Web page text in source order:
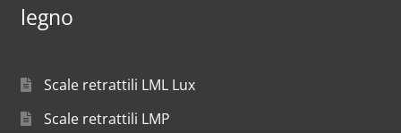
legno
Scale retrattili LML Lux
Scale retrattili LMP